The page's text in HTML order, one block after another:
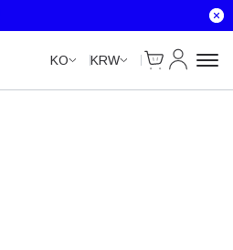
KO KRW
Cart
내 계정